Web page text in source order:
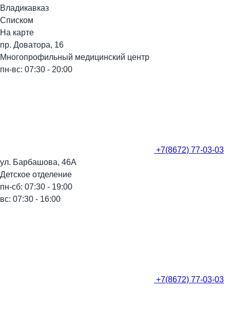
Владикавказ
Списком
На карте
пр. Доватора, 16
Многопрофильный медицинский центр
пн-вс: 07:30 - 20:00
+7(8672) 77-03-03
ул. Барбашова, 46А
Детское отделение
пн-сб: 07:30 - 19:00
вс: 07:30 - 16:00
+7(8672) 77-03-03